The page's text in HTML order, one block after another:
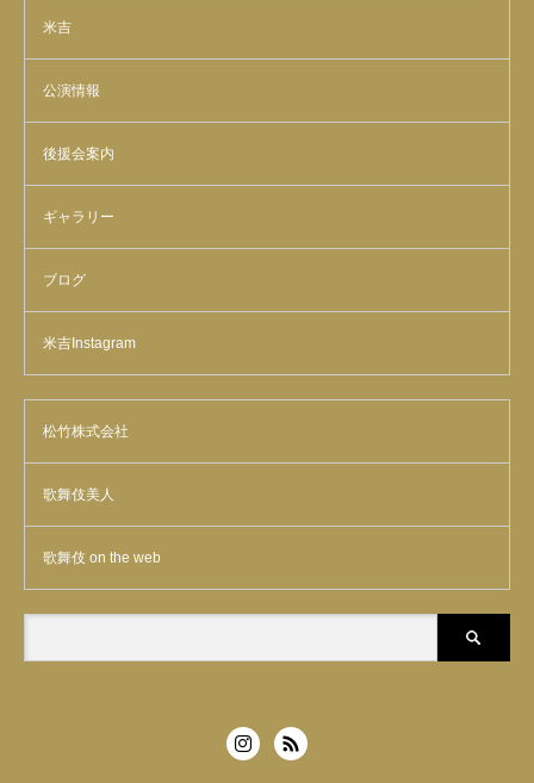
米吉
公演情報
後援会案内
ギャラリー
ブログ
米吉Instagram
松竹株式会社
歌舞伎美人
歌舞伎 on the web